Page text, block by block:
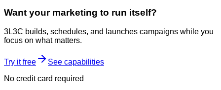
Want your marketing to run itself?
3L3C builds, schedules, and launches campaigns while you
focus on what matters.
Try it free
See capabilities
No credit card required